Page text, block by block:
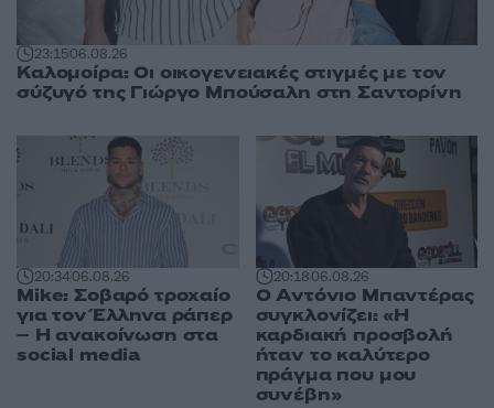
23:1506.08.26
Καλομοίρα: Οι οικογενειακές στιγμές με τον
σύζυγό της Γιώργο Μπούσαλη στη Σαντορίνη
20:3406.08.26
Mike: Σοβαρό τροχαίο
για τον Έλληνα ράπερ
– Η ανακοίνωση στα
social media
20:1806.08.26
Ο Αντόνιο Μπαντέρας
συγκλονίζει: «Η
καρδιακή προσβολή
ήταν το καλύτερο
πράγμα που μου
συνέβη»